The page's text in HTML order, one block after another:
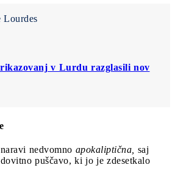
v Lurdu razglasili nov
nedvomno apokaliptična, saj
puščavo, ki jo je zdesetkalo